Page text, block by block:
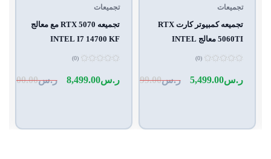
تجميعات
تجميعه كمبيوتر كارت RTX
5060TI معالج INTEL
I514400F BNN
التقييم
0
(0)
ر.س5,999.00 ر.س5,499.00
تجميعات
تجميعه RTX 5070 مع معالج
INTEL I7 14700 KF
التقييم
0
(0)
ر.س9,500.00 ر.س8,499.00